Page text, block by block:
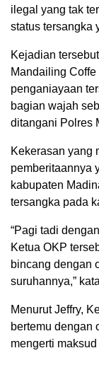
ilegal yang tak
status tersangka
Kejadian
Mandailing
penganiayaan
bagian wajah
ditangani Polres
Kekerasan yang
pemberitaannya
kabupaten
tersangka pada
“Pagi tadi
Ketua OKP
bincang dengan
suruhannya,”
Menurut Jeffry,
bertemu dengan
mengerti